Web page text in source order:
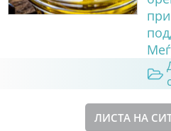
ЛИСТА НА